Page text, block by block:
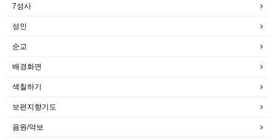
7성사
성인
순교
배경화면
색칠하기
보편지향기도
음원/악보